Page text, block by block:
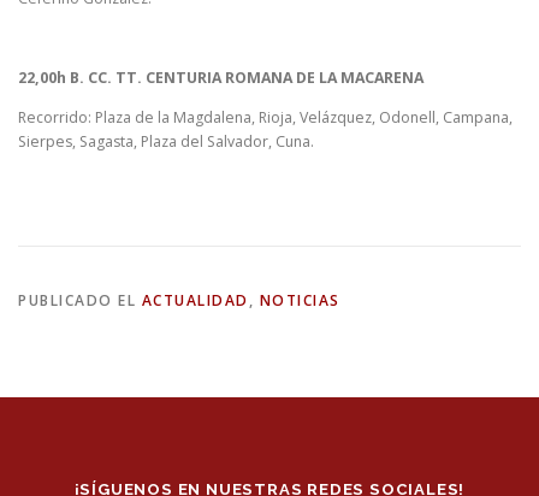
22,00h B. CC. TT. CENTURIA ROMANA DE LA MACARENA
Recorrido: Plaza de la Magdalena, Rioja, Velázquez, Odonell, Campana,
Sierpes, Sagasta, Plaza del Salvador, Cuna.
PUBLICADO EL ACTUALIDAD , NOTICIAS
¡SÍGUENOS EN NUESTRAS REDES SOCIALES!